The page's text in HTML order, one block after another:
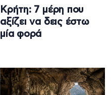
Κρήτη: 7 μέρη που
αξίζει να δεις έστω
μία φορά